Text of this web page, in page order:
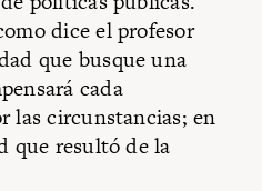
dice el profesor
que busque una
cada
las circunstancias; en
que resultó de la